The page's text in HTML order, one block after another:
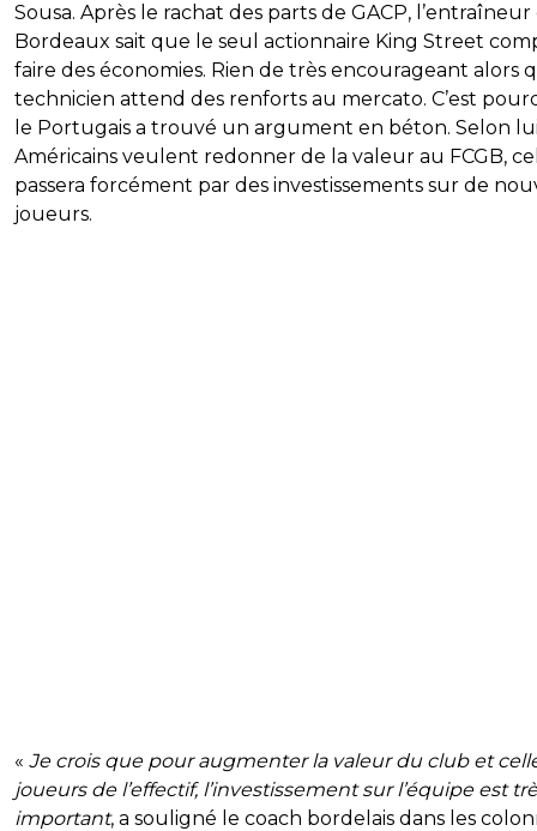
Sousa. Après le rachat des parts de GACP, l’entraîneur
Bordeaux sait que le seul actionnaire King Street
faire des économies. Rien de très encourageant alors
technicien attend des renforts au mercato. C’est
le Portugais a trouvé un argument en béton. Selon
Américains veulent redonner de la valeur au FCGB,
passera forcément par des investissements sur de
joueurs.
« Je crois que pour augmenter la valeur du club et
joueurs de l’effectif, l’investissement sur l’équipe est
important, a souligné le coach bordelais dans les